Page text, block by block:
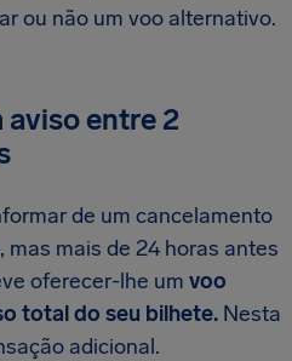
ou não um voo alternativo.
aviso entre 2
de um cancelamento
mais de 24 horas antes
oferecer-lhe um voo
total do seu bilhete. Nesta
adicional.